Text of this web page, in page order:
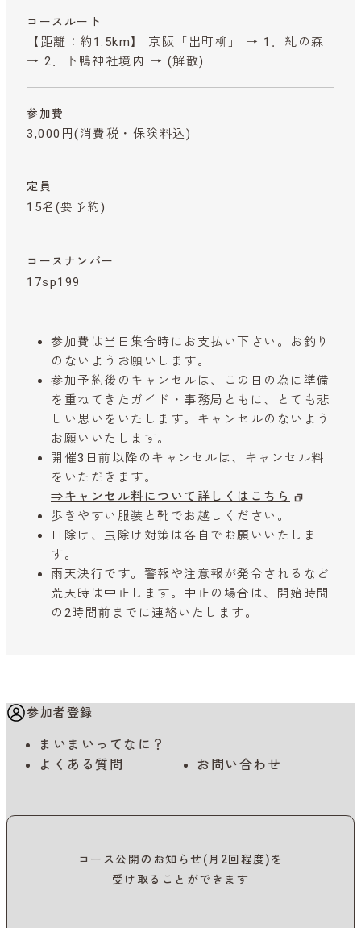
コースルート
【距離：約1.5km】 京阪「出町柳」 → 1．糺の森
→ 2．下鴨神社境内 → (解散)
参加費
3,000円 (消費税・保険料込)
定員
15名(要予約)
コースナンバー
17sp199
参加費は当日集合時にお支払い下さい。お釣り
のないようお願いします。
参加予約後のキャンセルは、この日の為に準備
を重ねてきたガイド・事務局ともに、とても悲
しい思いをいたします。キャンセルのないよう
お願いいたします。
開催3日前以降のキャンセルは、キャンセル料
をいただきます。
⇒キャンセル料について詳しくはこちら
歩きやすい服装と靴でお越しください。
日除け、虫除け対策は各自でお願いいたしま
す。
雨天決行です。警報や注意報が発令されるなど
荒天時は中止します。中止の場合は、開始時間
の2時間前までに連絡いたします。
参加者登録
まいまいってなに？
よくある質問
お問い合わせ
コース公開のお知らせ(月2回程度)を
受け取ることができます